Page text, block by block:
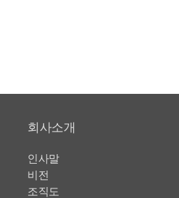
회사소개
인사말
비전
조직도